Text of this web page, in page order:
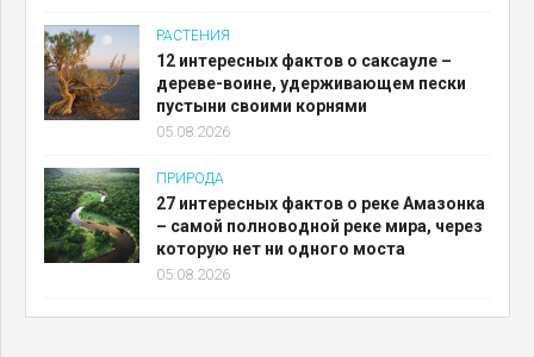
РАСТЕНИЯ
12 интересных фактов о саксауле –
дереве-воине, удерживающем пески
пустыни своими корнями
05.08.2026
ПРИРОДА
27 интересных фактов о реке Амазонка
– самой полноводной реке мира, через
которую нет ни одного моста
05.08.2026